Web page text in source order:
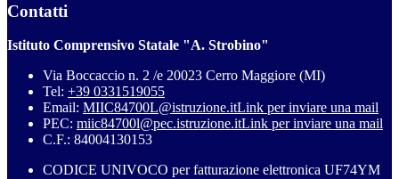
Contatti
Istituto Comprensivo Statale "A. Strobino"
Via Boccaccio n. 2 /e 20023 Cerro Maggiore (MI)
Tel: +39 0331519055
Email: MIIC84700L@istruzione.itLink per inviare una mail
PEC: miic84700l@pec.istruzione.itLink per inviare una mail
C.F.: 84004130153
CODICE UNIVOCO per fatturazione elettronica UF74YM